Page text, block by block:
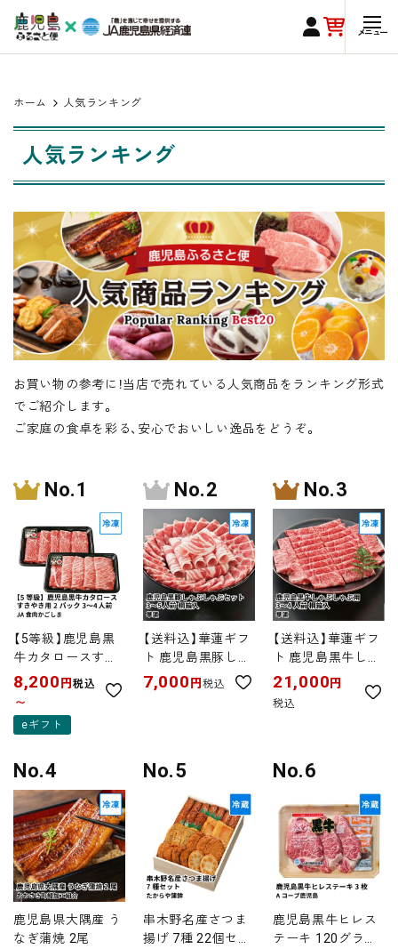
ホーム 人気ランキング
人気ランキング
お買い物の参考に！当店で売れている人気商品をランキング形式
でご紹介します。
ご家庭の食卓を彩る、安心でおいしい逸品をどうぞ。
【5等級】鹿児島黒
牛カタロースすき
やき用 300グラム
×2パック 3～4人前
K-203 | JA食肉か
ごしま
eギフト
8,200 円税込
〜
【送料込】華蓮ギフ
ト 鹿児島黒豚しゃ
ぶしゃぶセット 3
～5人前 桐箱入
7,000 円税込
【送料込】華蓮ギフ
ト 鹿児島黒牛しゃ
ぶしゃぶ用 3～4人
前 桐箱入
21,000 円
税込
鹿児島県大隅産 う
なぎ蒲焼 2尾
串木野名産さつま
揚げ 7種 22個セッ
鹿児島黒牛ヒレス
テーキ 120グラム